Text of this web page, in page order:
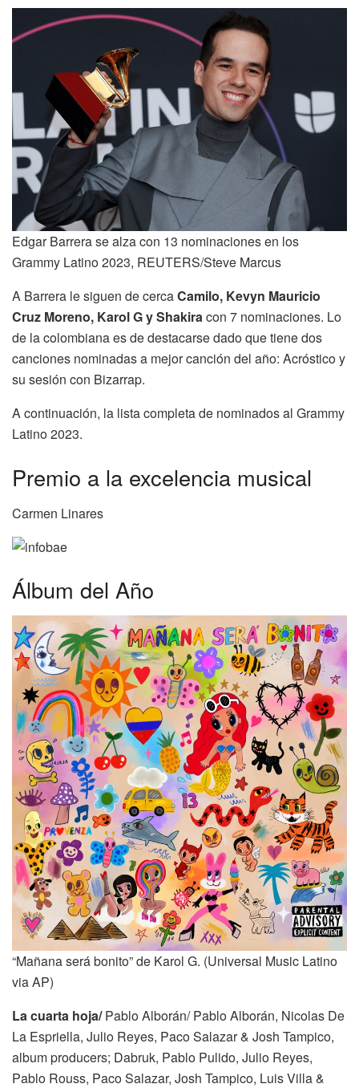
Edgar Barrera se alza con 13 nominaciones en los
Grammy Latino 2023, REUTERS/Steve Marcus
A Barrera le siguen de cercaCamilo, Kevyn Mauricio
Cruz Moreno, Karol G y Shakiracon 7 nominaciones. Lo
de la colombiana es de destacarse dado que tiene dos
canciones nominadas a mejor canción del año: Acróstico y
su sesión con Bizarrap.
A continuación, la lista completa de nominados al Grammy
Latino 2023.
Premio a la excelencia musical
Carmen Linares
Álbum del Año
“Mañana será bonito” de Karol G. (Universal Music Latino
via AP)
La cuarta hoja/Pablo Alborán/ Pablo Alborán, Nicolas De
La Espriella, Julio Reyes, Paco Salazar & Josh Tampico,
album producers; Dabruk, Pablo Pulido, Julio Reyes,
Pablo Rouss, Paco Salazar, Josh Tampico, Luis Villa &